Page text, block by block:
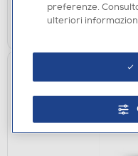
preferenze.
ulteriori